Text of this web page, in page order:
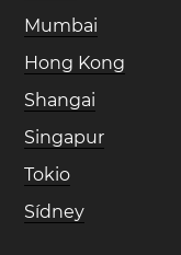
Mumbai
Hong Kong
Shangai
Singapur
Tokio
Sídney